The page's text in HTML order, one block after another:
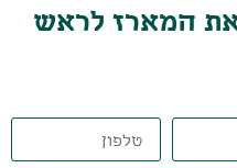
את המארז לראש